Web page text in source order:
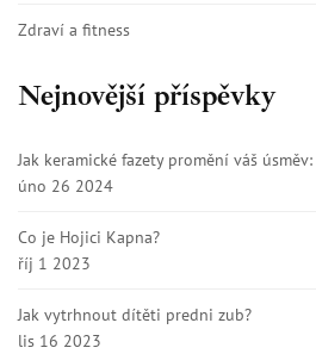
Zdraví a fitness
Nejnovější příspěvky
Jak keramické fazety promění váš
úno 26 2024
Co je Hojici Kapna?
říj 1 2023
Jak vytrhnout dítěti predni zub?
lis 16 2023